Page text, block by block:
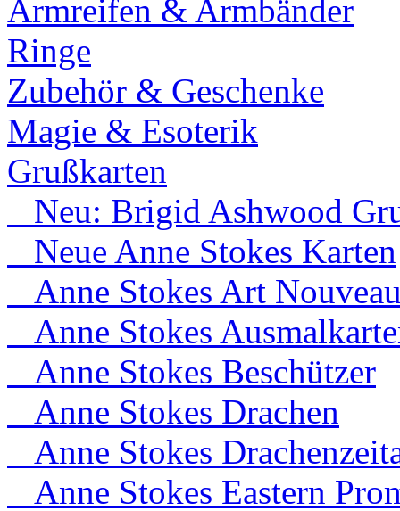
Armreifen & Armbänder
Ringe
Zubehör & Geschenke
Magie & Esoterik
Grußkarten
Neu: Brigid Ashwood
Neue Anne Stokes Karten
Anne Stokes Art
Anne Stokes
Anne Stokes Beschützer
Anne Stokes Drachen
Anne Stokes
Anne Stokes Eastern